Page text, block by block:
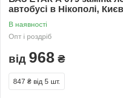
автобусі в Нікополі,
В наявності
Опт і роздріб
від 968 ₴
847 ₴ від 5 шт.